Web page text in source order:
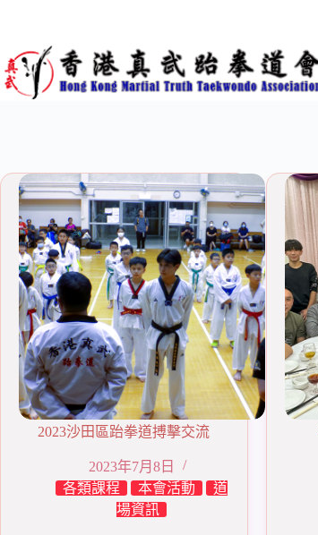
2023沙田區跆拳道搏擊交流
2023年7月8日
各類課程
本會活動
道
場資訊